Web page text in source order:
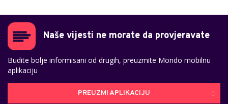
Naše vijesti ne morate da provjeravate
Budite bolje informisani od drugih, preuzmite Mondo mobilnu
aplikaciju
PREUZMI APLIKACIJU